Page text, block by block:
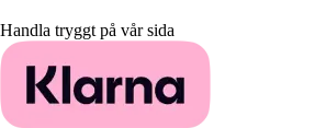
Handla tryggt på vår sida